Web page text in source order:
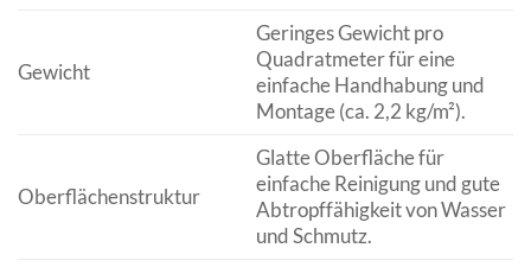
Gewicht
Geringes Gewicht pro
Quadratmeter für eine
einfache Handhabung und
Montage (ca. 2,2 kg/m²).
Oberflächenstruktur
Glatte Oberfläche für
einfache Reinigung und gute
Abtropffähigkeit von Wasser
und Schmutz.